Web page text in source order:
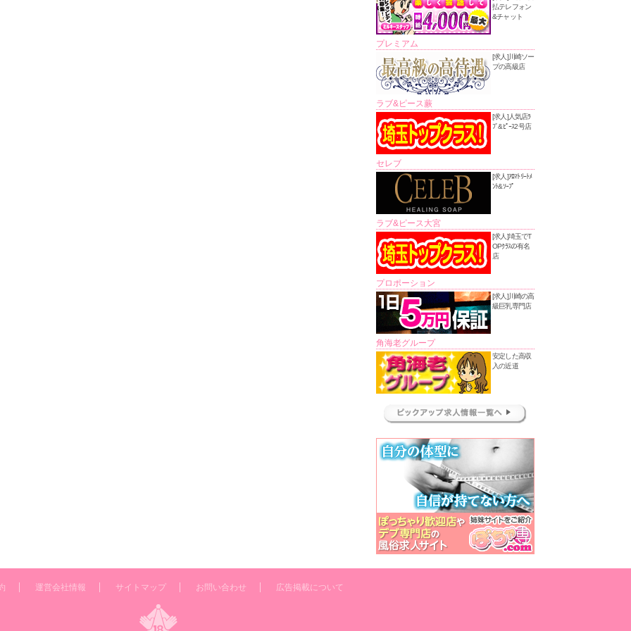
払テレフォン
&チャット
プレミアム
[求人]川崎ソー
プの高級店
ラブ&ピース蕨
[求人]人気店ﾗ
ﾌﾞ&ﾋﾟｰｽ2号店
セレブ
[求人]ｱﾛﾏﾄﾘｰﾄﾒ
ﾝﾄ&ｿｰﾌﾟ
ラブ&ピース大宮
[求人]埼玉でT
OPｸﾗｽの有名
店
プロポーション
[求人]川崎の高
級巨乳専門店
角海老グループ
安定した高収
入の近道
運営会社情報 サイトマップ お問い合わせ 広告掲載について